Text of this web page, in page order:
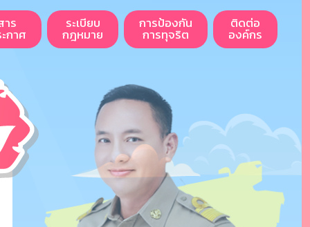
าร
ะกาศ
ระเบียบ
กฎหมาย
การป้องกัน
การทุจริต
ติดต่อ
องค์กร